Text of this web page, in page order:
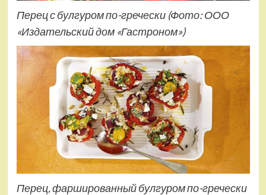
Перец с булгуром по-гречески(Фото: ООО
«Издательский дом «Гастроном»)
Перец, фаршированный булгуром по-гречески